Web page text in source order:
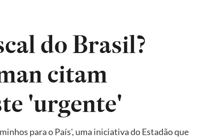
do Brasil?
citam
'urgente'
para o País', uma iniciativa do Estadão que